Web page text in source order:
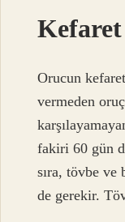
Orucun
vermeden
fakiri 60 gün
sıra, tövbe ve
de gerekir.